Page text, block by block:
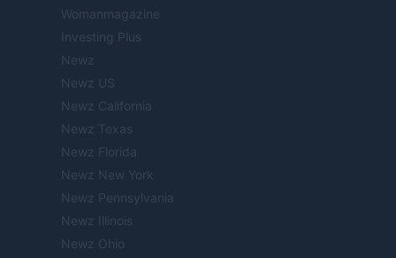
Womanmagazine
Investing Plus
Newz
Newz US
Newz California
Newz Texas
Newz Florida
Newz New York
Newz Pennsylvania
Newz Illinois
Newz Ohio